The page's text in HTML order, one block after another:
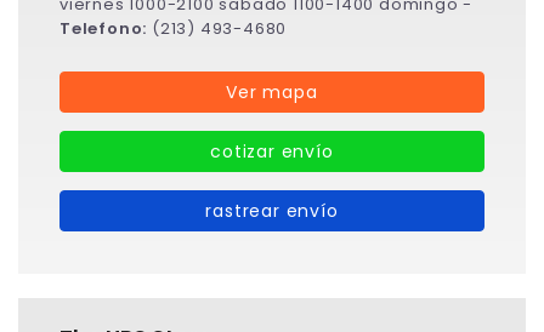
Telefono: (213) 493-4680
Ver mapa
cotizar envío
rastrear envío